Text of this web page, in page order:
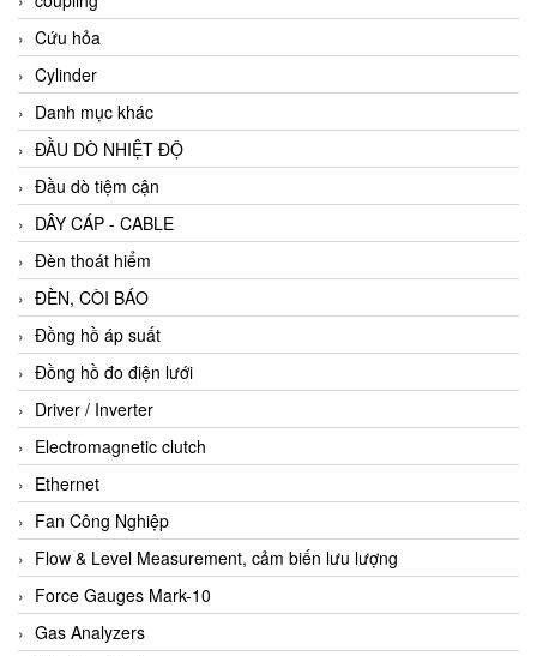
Cứu hỏa
Cylinder
Danh mục khác
ĐẦU DÒ NHIỆT ĐỘ
Đầu dò tiệm cận
DÂY CÁP - CABLE
Đèn thoát hiểm
ĐÈN, CÒI BÁO
Đồng hồ áp suất
Đồng hồ đo điện lưới
Driver / Inverter
Electromagnetic clutch
Ethernet
Fan Công Nghiệp
Flow & Level Measurement, cảm biến lưu lượng
Force Gauges Mark-10
Gas Analyzers